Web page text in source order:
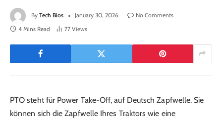
By Tech Bios January 30, 2026
No Comments
4 Mins Read
77 Views
PTO steht für Power Take-Off, auf Deutsch Zapfwelle. Sie
können sich die Zapfwelle Ihres Traktors wie eine